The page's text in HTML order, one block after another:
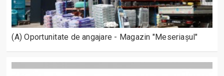
(A) Oportunitate de angajare - Magazin "Meseriașul"